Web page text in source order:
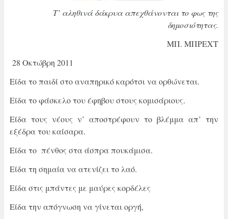
Τ’ αληθινά δάκρυα απεχθάνονται το φως της
δημοσιότητας.
ΜΠ. ΜΠΡΕΧΤ
28 Οκτώβρη 2011
Είδα το παιδί στο αναπηρικό καρότσι να ορθώνεται.
Είδα το φάσκελο του έφηβου στους κομισάριους.
Είδα τους νέους ν’ αποστρέφουν το βλέμμα απ’ την
εξέδρα του καίσαρα.
Είδα το πένθος στα άσπρα πουκάμισα.
Είδα τη σημαία να ατενίζει το λαό.
Είδα στις μπάντες με μαύρες κορδέλες
Είδα την απόγνωση να γίνεται οργή,